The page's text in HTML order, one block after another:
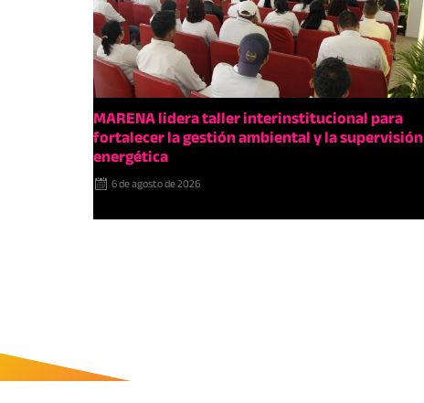
MARENA lidera taller interinstitucional para
fortalecer la gestión ambiental y la supervisión
energética
6 de agosto de 2026